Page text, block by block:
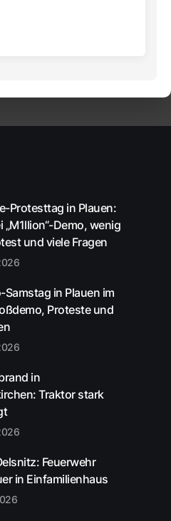
Protesttag in Plauen:
„M1llion“-Demo, wenig
und viele Fragen
Samstag in Plauen im
Proteste und
in
Traktor stark
Feuerwehr
in Einfamilienhaus